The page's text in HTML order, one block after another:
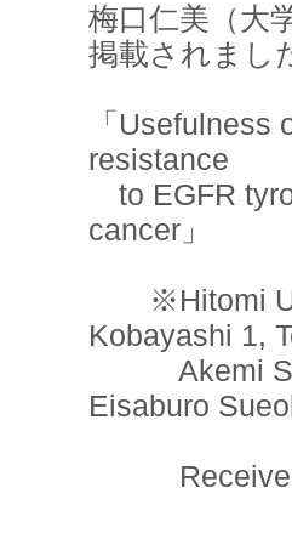
梅口仁美（大
掲載されまし
「
resistance
to EGFR
cancer」
※Hitomi
Kobayashi 1,
Akemi Sato
Eisaburo
Received